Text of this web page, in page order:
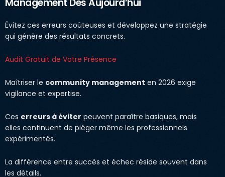
Management Dès Aujourd’hui
Évitez ces erreurs coûteuses et développez une stratégie
qui génère des résultats concrets.
Audit Gratuit de Votre Présence
Maîtriser le community management en 2026 exige
vigilance et expertise.
Ces erreurs à éviter peuvent paraître basiques, mais
elles continuent de piéger même les professionnels
expérimentés.
La différence entre succès et échec réside souvent dans
les détails.